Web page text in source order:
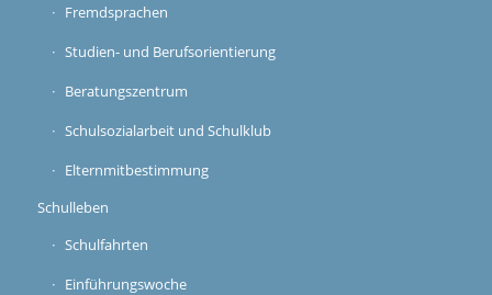
Fremdsprachen
Studien- und Berufsorientierung
Beratungszentrum
Schulsozialarbeit und Schulklub
Elternmitbestimmung
Schulleben
Schulfahrten
Einführungswoche